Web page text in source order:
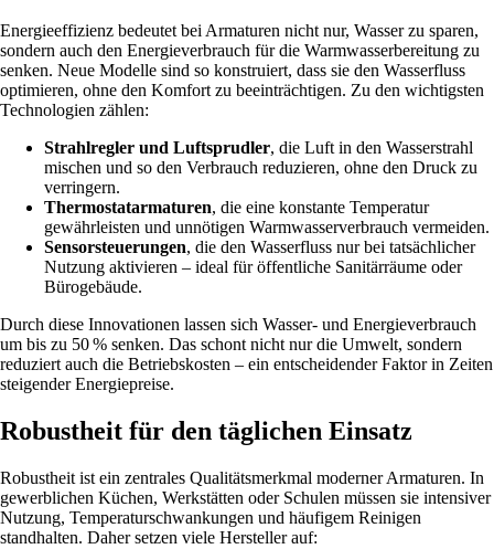
Energieeffizienz bedeutet bei Armaturen nicht nur, Wasser zu sparen,
sondern auch den Energieverbrauch für die Warmwasserbereitung zu
senken. Neue Modelle sind so konstruiert, dass sie den Wasserfluss
optimieren, ohne den Komfort zu beeinträchtigen. Zu den wichtigsten
Technologien zählen:
Strahlregler und Luftsprudler, die Luft in den Wasserstrahl
mischen und so den Verbrauch reduzieren, ohne den Druck zu
verringern.
Thermostatarmaturen, die eine konstante Temperatur
gewährleisten und unnötigen Warmwasserverbrauch vermeiden.
Sensorsteuerungen, die den Wasserfluss nur bei tatsächlicher
Nutzung aktivieren – ideal für öffentliche Sanitärräume oder
Bürogebäude.
Durch diese Innovationen lassen sich Wasser- und Energieverbrauch
um bis zu 50 % senken. Das schont nicht nur die Umwelt, sondern
reduziert auch die Betriebskosten – ein entscheidender Faktor in Zeiten
steigender Energiepreise.
Robustheit für den täglichen Einsatz
Robustheit ist ein zentrales Qualitätsmerkmal moderner Armaturen. In
gewerblichen Küchen, Werkstätten oder Schulen müssen sie intensiver
Nutzung, Temperaturschwankungen und häufigem Reinigen
standhalten. Daher setzen viele Hersteller auf: